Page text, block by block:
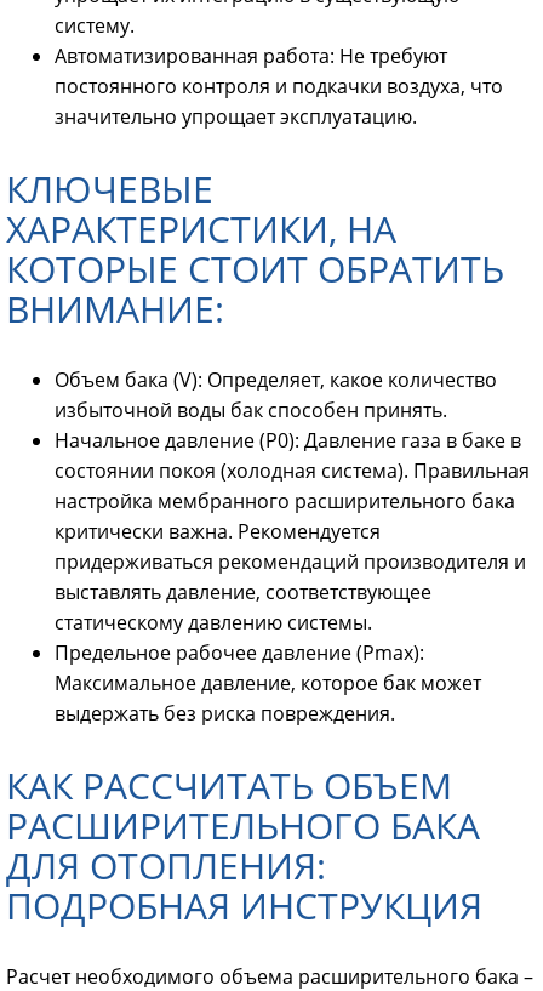
систему.
Автоматизированная работа: Не требуют
постоянного контроля и подкачки воздуха, что
значительно упрощает эксплуатацию.
КЛЮЧЕВЫЕ
ХАРАКТЕРИСТИКИ, НА
КОТОРЫЕ СТОИТ ОБРАТИТЬ
ВНИМАНИЕ:
Объем бака (V): Определяет, какое количество
избыточной воды бак способен принять.
Начальное давление (P0): Давление газа в баке в
состоянии покоя (холодная система). Правильная
настройка мембранного расширительного бака
критически важна. Рекомендуется
придерживаться рекомендаций производителя и
выставлять давление, соответствующее
статическому давлению системы.
Предельное рабочее давление (Pmax):
Максимальное давление, которое бак может
выдержать без риска повреждения.
КАК РАССЧИТАТЬ ОБЪЕМ
РАСШИРИТЕЛЬНОГО БАКА
ДЛЯ ОТОПЛЕНИЯ:
ПОДРОБНАЯ ИНСТРУКЦИЯ
Расчет необходимого объема расширительного бака –